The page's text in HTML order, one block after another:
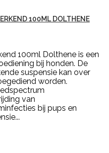
100ML DOLTHENE
100ml Dolthene is een
bij honden. De
suspensie kan over
worden.
van
bij pups en